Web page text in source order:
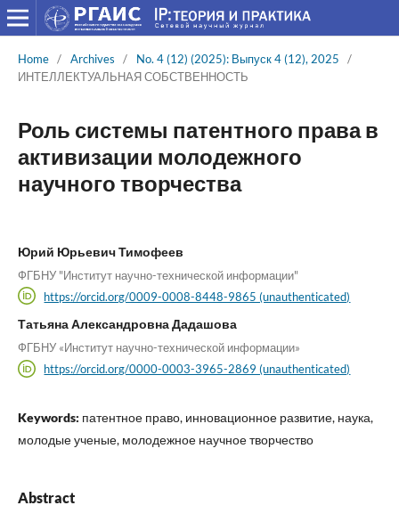
Home / Archives / No. 4 (12) (2025): Выпуск 4 (12), 2025
/
ИНТЕЛЛЕКТУАЛЬНАЯ СОБСТВЕННОСТЬ
Роль системы патентного права в
активизации молодежного
научного творчества
Юрий Юрьевич Тимофеев
ФГБНУ "Институт научно-технической информации"
https://orcid.org/0009-0008-8448-9865 (unauthenticated)
Татьяна Александровна Дадашова
ФГБНУ «Институт научно-технической информации»
https://orcid.org/0000-0003-3965-2869 (unauthenticated)
Keywords: патентное право, инновационное развитие, наука,
молодые ученые, молодежное научное творчество
Abstract